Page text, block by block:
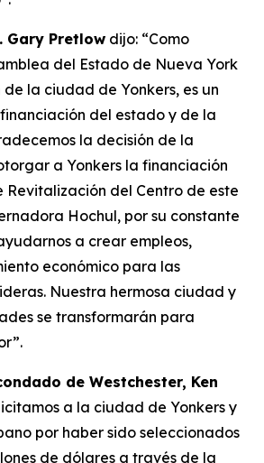
Gary Pretlow dijo: “Como
del Estado de Nueva York
la ciudad de Yonkers, es un
del estado y de la
la decisión de la
a Yonkers la financiación
del Centro de este
Hochul, por su constante
a crear empleos,
económico para las
Nuestra hermosa ciudad y
se transformarán para
de Westchester, Ken
a la ciudad de Yonkers y
por haber sido seleccionados
de dólares a través de la